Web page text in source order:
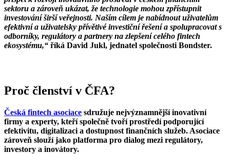
sektoru a zároveň ukázat, že technologie mohou zpřístupnit
investování širší veřejnosti. Naším cílem je nabídnout uživatelům
efektivní a uživatelsky přívětivé investiční řešení a spolupracovat s
odborníky, regulátory a partnery na zlepšení celého fintech
ekosystému,“ říká David Jukl, jednatel společnosti Bondster.
Proč členství v ČFA?
Česká fintech asociace sdružuje nejvýznamnější inovativní
firmy a experty, kteří společně tvoří prostředí podporující
efektivitu, digitalizaci a dostupnost finančních služeb. Asociace
zároveň slouží jako platforma pro dialog mezi regulátory,
investory a inovátory.